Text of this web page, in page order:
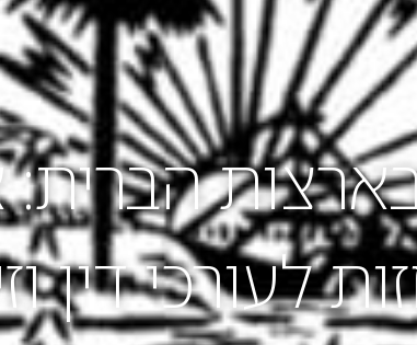
מאמרים פסקי דין והחלטות צור קשר
הברית:
לעורכי דין